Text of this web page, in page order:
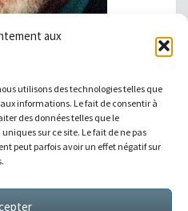
aux
utilisons des technologies telles que
informations. Le fait de consentir à
des données telles que le
sur ce site. Le fait de ne pas
peut parfois avoir un effet négatif sur
puissance de vos rêves,
immédiatement pour les
vie !
me poussait à